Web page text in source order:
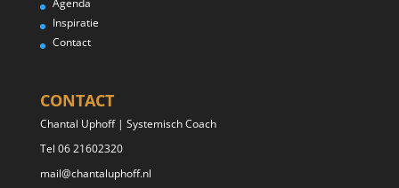
Agenda
Inspiratie
Contact
CONTACT
Chantal Uphoff | Systemisch Coach
Tel 06 21602320
mail@chantaluphoff.nl